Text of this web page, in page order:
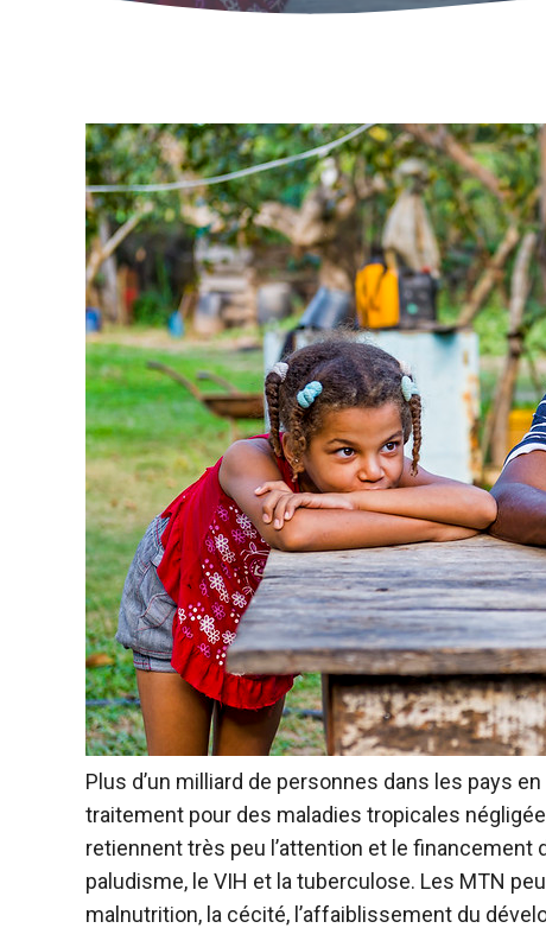
Plus d’un milliard de personnes dans les pays
traitement pour des maladies tropicales
retiennent très peu l’attention et le
paludisme, le VIH et la tuberculose. Les MTN
malnutrition, la cécité, l’affaiblissement du